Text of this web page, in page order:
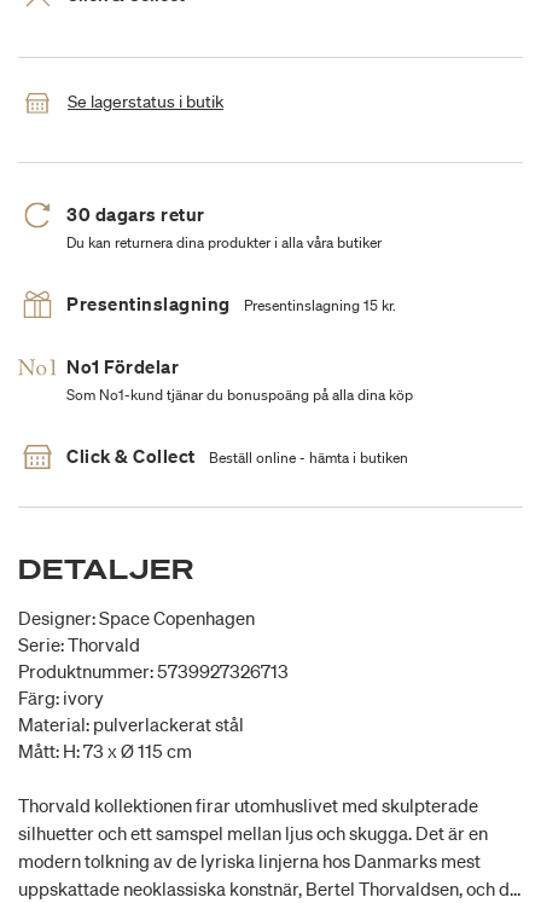
Se lagerstatus i butik
30 dagars retur
Du kan returnera dina produkter i alla våra butiker
Presentinslagning Presentinslagning 15 kr.
No1 Fördelar
Som No1-kund tjänar du bonuspoäng på alla dina köp
Click & Collect Beställ online - hämta i butiken
DETALJER
Designer: Space Copenhagen
Serie: Thorvald
Produktnummer: 5739927326713
Färg: ivory
Material: pulverlackerat stål
Mått: H: 73 x Ø 115 cm
Thorvald kollektionen firar utomhuslivet med skulpterade
silhuetter och ett samspel mellan ljus och skugga. Det är en
modern tolkning av de lyriska linjerna hos Danmarks mest
uppskattade neoklassiska konstnär, Bertel Thorvaldsen, och de